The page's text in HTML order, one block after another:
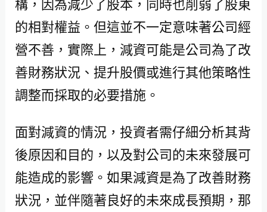
的相對權益。但這並不一定意味著公司經
營不善，實際上，減資可能是公司為了改
善財務狀況、提升股價或進行其他策略性
調整而採取的必要措施。
面對減資的情況，投資者需仔細分析其背
後原因和目的，以及對公司的未來發展可
能造成的影響。如果減資是為了改善財務
狀況，並伴隨著良好的未來成長預期，那